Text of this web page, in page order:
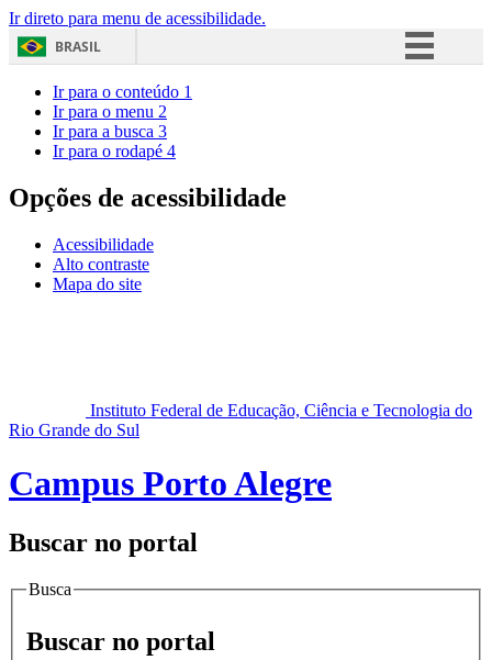
Ir direto para menu de acessibilidade.
BRASIL
Acesso à informação
Ir para o conteúdo 1
Ir para o menu 2
Ir para a busca 3
Ir para o rodapé 4
Opções de acessibilidade
Acessibilidade
Alto contraste
Mapa do site
Instituto Federal de Educação, Ciência e Tecnologia do
Rio Grande do Sul
Campus Porto Alegre
Buscar no portal
Busca
Buscar no portal